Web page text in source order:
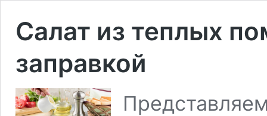
Салат из теплых
заправкой